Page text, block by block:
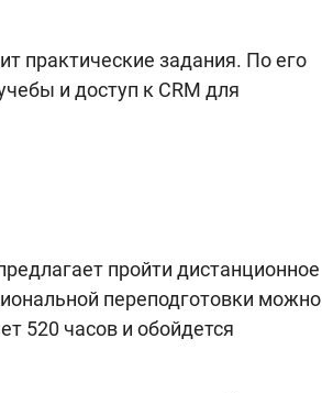
практические задания. По его
и доступ к CRM для
пройти дистанционное
переподготовки можно
520 часов и обойдется